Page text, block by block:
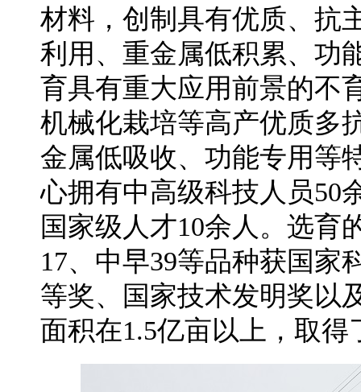
材料，创制具有优质、抗
利用、重金属低积累、功
育具有重大应用前景的不
机械化栽培等高产优质多
金属低吸收、功能专用等
心拥有中高级科技人员50
国家级人才10余人。选育
17、中早39等品种获国家
等奖、国家技术发明奖以
面积在1.5亿亩以上，取